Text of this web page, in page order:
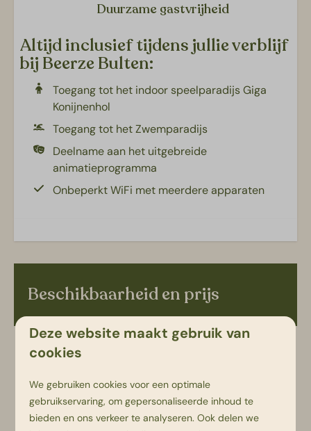
Duurzame gastvrijheid
Altijd inclusief tijdens jullie verblijf
bij Beerze Bulten:
Toegang tot het indoor speelparadijs Giga
Konijnenhol
Toegang tot het Zwemparadijs
Deelname aan het uitgebreide
animatieprogramma
Onbeperkt WiFi met meerdere apparaten
Beschikbaarheid en prijs
2 gasten
za 15-08-2026 ma17-08-2026
Deze website maakt gebruik van
cookies
We gebruiken cookies voor een optimale
gebruikservaring, om gepersonaliseerde inhoud te
bieden en ons verkeer te analyseren. Ook delen we